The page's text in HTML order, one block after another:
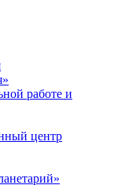
работе и
центр